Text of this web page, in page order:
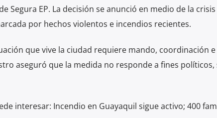
Segura EP. La decisión se anunció en medio de la
por hechos violentos e incendios recientes.
que vive la ciudad requiere mando, coordinación
aseguró que la medida no responde a fines políticos,
interesar: Incendio en Guayaquil sigue activo; 400